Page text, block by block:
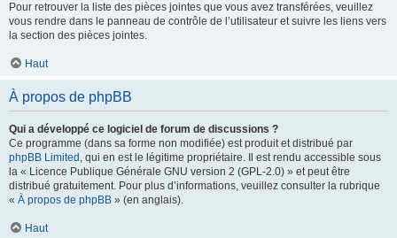
Pour retrouver la liste des pièces jointes que vous avez transférées, veuillez
vous rendre dans le panneau de contrôle de l’utilisateur et suivre les liens vers
la section des pièces jointes.
Haut
À propos de phpBB
Qui a développé ce logiciel de forum de discussions ?
Ce programme (dans sa forme non modifiée) est produit et distribué par
phpBB Limited , qui en est le légitime propriétaire. Il est rendu accessible sous
la « Licence Publique Générale GNU version 2 (GPL-2.0) » et peut être
distribué gratuitement. Pour plus d’informations, veuillez consulter la rubrique
« À propos de phpBB » (en anglais).
Haut